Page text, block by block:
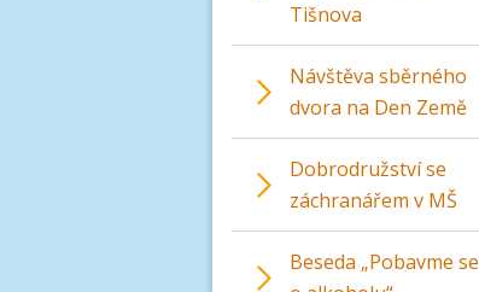
Tišnova
Návštěva sběrného
dvora na Den Země
Dobrodružství se
záchranářem v MŠ
Beseda „Pobavme se